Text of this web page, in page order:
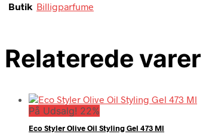
Butik Billigparfume
Relaterede varer
På Udsalg! 22%
Eco Styler Olive Oil Styling Gel 473 Ml